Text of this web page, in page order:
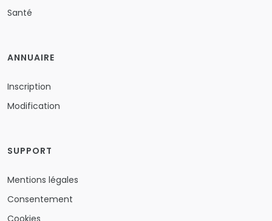
Santé
ANNUAIRE
Inscription
Modification
SUPPORT
Mentions légales
Consentement
Cookies